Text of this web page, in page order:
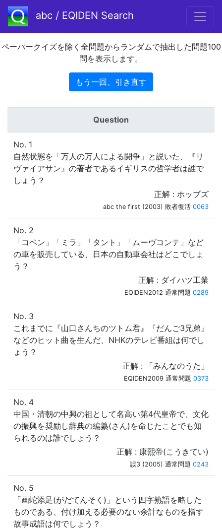
abc / EQIDEN Search
ペーパークイズを除く全問題からランダムで抽出した問題100
問を表示します。
もう一回、引き直す
Question
No. 1
自然状態を「万人の万人による闘争」と説いた、『リ
ヴァイアサン』の著者であるイギリスの哲学者は誰で
しょう？
正解 : ホッブズ
abc the first (2003) 敗者復活 0063
No. 2
「コペン」「ミラ」「タント」「ムーヴコンテ」など
の車を販売している、日本の自動車会社はどこでしょ
う？
正解 : ダイハツ工業
EQIDEN2012 通常問題 0289
No. 3
これまでに『山口さんちのツトム君』『だんご3兄弟』
などのヒット曲を生んだ、NHKのテレビ番組は何でし
ょう？
正解 : 「みんなのうた」
EQIDEN2009 通常問題 0373
No. 4
中国・清朝の中興の祖として名高い第4代皇帝で、文化
の振興を奨励し辞典の編纂(さん)を命じたことでも知
られるのは誰でしょう？
正解 : 康熙帝(こうきてい)
誤3 (2005) 通常問題 0243
No. 5
「画蛇添足(がだてんそく)」という四字熟語を略した
ものである、付け加える必要のない余計なものを指す
故事成語は何でしょう？